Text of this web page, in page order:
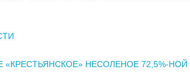
НЕСОЛЕНОЕ 72,5%-НОЙ